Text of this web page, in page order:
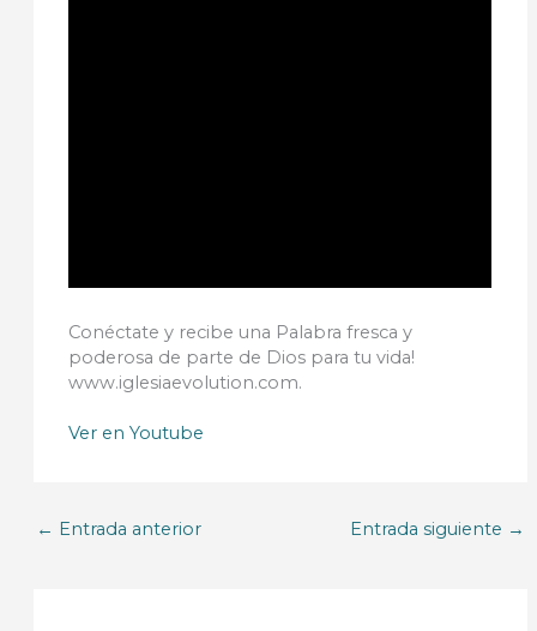
Conéctate y recibe una Palabra fresca y
poderosa de parte de Dios para tu vida!
www.iglesiaevolution.com.
Ver en Youtube
← Entrada anterior Entrada siguiente →